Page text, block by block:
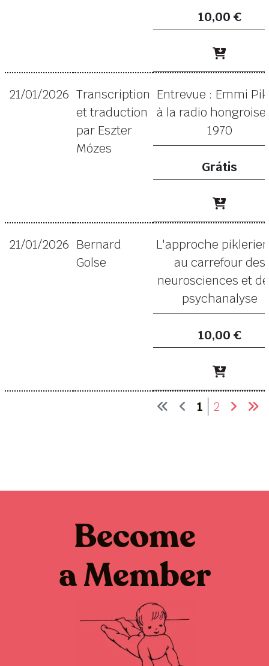
10,00 €
21/01/2026 Transcription
et traduction
par Eszter
Mózes
Entrevue : Emmi
à la radio hongroise
1970
Grátis
21/01/2026 Bernard
Golse
L'approche
au carrefour des
neurosciences et
psychanalyse
10,00 €
1 2
Become
a Member